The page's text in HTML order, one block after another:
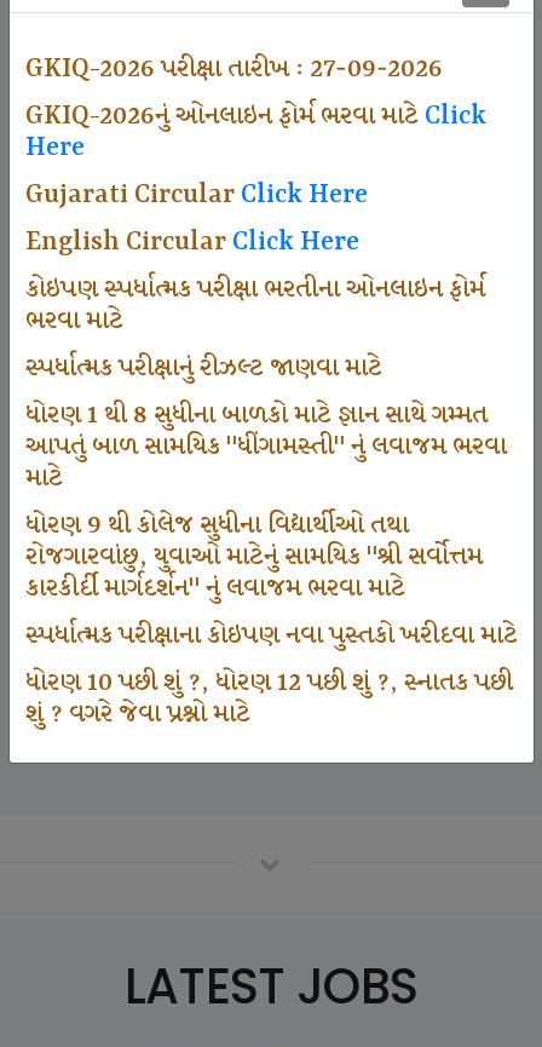
GKIQ-2026 પરીક્ષા તારીખ : 27-09-2026
GKIQ-2026નું ઓનલાઇન ફોર્મ ભરવા માટેClick
Here
Gujarati CircularClick Here
English CircularClick Here
કોઇપણ સ્પર્ધાત્મક પરીક્ષા ભરતીના ઓનલાઇન ફોર્મ
ભરવા માટે
સ્પર્ધાત્મક પરીક્ષાનું રીઝલ્ટ જાણવા માટે
ધોરણ 1 થી 8 સુધીના બાળકો માટે જ્ઞાન સાથે ગમ્મત
આપતું બાળ સામયિક "ધીંગામસ્તી" નું લવાજમ ભરવા
માટે
ધોરણ 9 થી કોલેજ સુધીના વિદ્યાર્થીઓ તથા
રોજગારવાંછુ, યુવાઓ માટેનું સામયિક "શ્રી સર્વોત્તમ
કારકીર્દી માર્ગદર્શન" નું લવાજમ ભરવા માટે
સ્પર્ધાત્મક પરીક્ષાના કોઇપણ નવા પુસ્તકો ખરીદવા માટે
ધોરણ 10 પછી શું ?, ધોરણ 12 પછી શું ?, સ્નાતક પછી
શું ? વગરે જેવા પ્રશ્નો માટે
500
Dhingamasti Subscription
671
1000
Participate School In GKIQ
125000
LATEST JOBS